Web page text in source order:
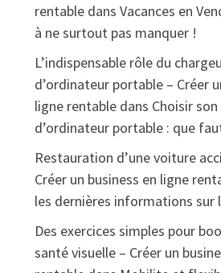
rentabledans Vacances en
à ne surtout pas manquer !
L’indispensable rôle du
d’ordinateur portable – Créer
ligne rentabledans Choisir
d’ordinateur portable : que
Restauration d’une voiture
Créer un business en ligne
les dernières informations sur
Des exercices simples pour
santé visuelle – Créer un